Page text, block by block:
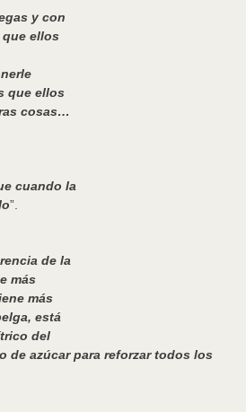
y con
que ellos
que ellos
cosas…
cuando la
”.
de la
más
más
está
del
de azúcar para reforzar todos los